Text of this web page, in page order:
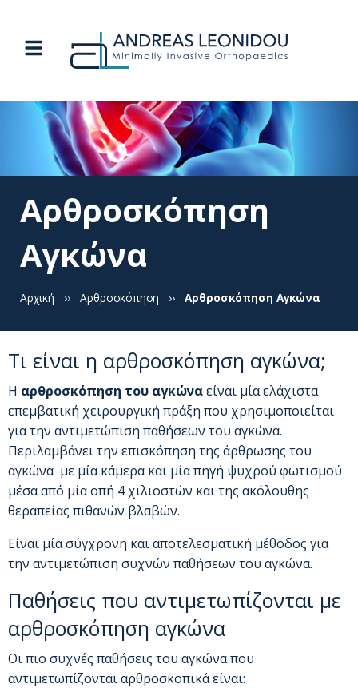
Αρθροσκόπηση
Αγκώνα
Αρχική ›› Αρθροσκόπηση ›› Αρθροσκόπηση Αγκώνα
Τι είναι η αρθροσκόπηση αγκώνα;
H αρθροσκόπηση του αγκώναείναι μία ελάχιστα
επεμβατική χειρουργική πράξη που χρησιμοποιείται
για την αντιμετώπιση παθήσεων του αγκώνα.
Περιλαμβάνει την επισκόπηση της άρθρωσης του
αγκώνα με μία κάμερα και μία πηγή ψυχρού φωτισμού
μέσα από μία οπή 4 χιλιοστών και της ακόλουθης
θεραπείας πιθανών βλαβών.
Είναι μία σύγχρονη και αποτελεσματική μέθοδος για
την αντιμετώπιση συχνών παθήσεων του αγκώνα.
Παθήσεις που αντιμετωπίζονται με
αρθροσκόπηση αγκώνα
Οι πιο συχνές παθήσεις του αγκώνα που
αντιμετωπίζονται αρθροσκοπικά είναι: